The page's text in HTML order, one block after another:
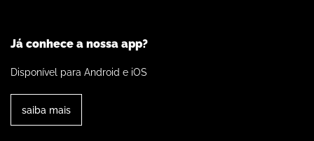
Já conhece a nossa app?
Disponível para Android e iOS
saiba mais